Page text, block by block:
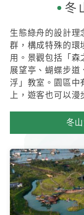
冬
生態綠舟的設計理
群，構成特殊的環
用。景觀包括「森
展望亭、蝴蝶步道
浮」教室。園區中
上，遊客也可以漫
冬